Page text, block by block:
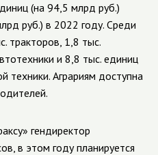
(на 94,5 млрд руб.)
руб.) в 2022 году. Среди
тракторов, 1,8 тыс.
и 8,8 тыс. единиц
техники. Аграриям доступна
гендиректор
в этом году планируется